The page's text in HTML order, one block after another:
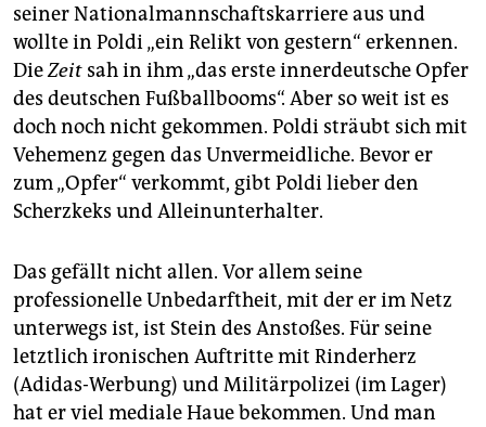
seiner Nationalmannschaftskarriere aus und
wollte in Poldi „ein Relikt von gestern“ erkennen.
DieZeit sah in ihm „das erste innerdeutsche Opfer
des deutschen Fußballbooms“. Aber so weit ist es
doch noch nicht gekommen. Poldi sträubt sich mit
Vehemenz gegen das Unvermeidliche. Bevor er
zum „Opfer“ verkommt, gibt Poldi lieber den
Scherzkeks und Alleinunterhalter.
Das gefällt nicht allen. Vor allem seine
professionelle Unbedarftheit, mit der er im Netz
unterwegs ist, ist Stein des Anstoßes. Für seine
letztlich ironischen Auftritte mit Rinderherz
(Adidas-Werbung) und Militärpolizei (im Lager)
hat er viel mediale Haue bekommen. Und man